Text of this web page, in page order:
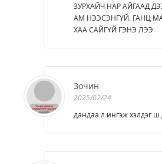
ЗУРХАЙЧ НАР АЙГААД
АМ НЭЭСЭНГҮЙ. ГАНЦ
ХАА САЙГҮЙ ГЭНЭ ЛЭЭ
Зочин
2025/02/24
дандаа л ингэж хэлдэг ш